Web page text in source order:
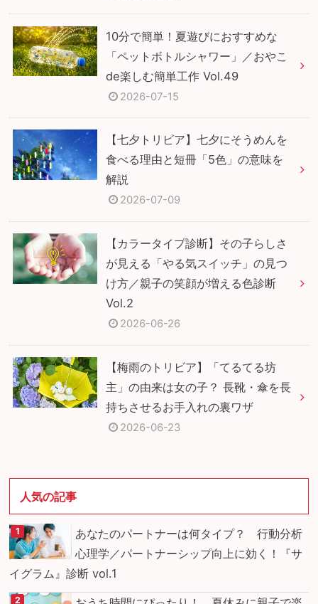
10分で簡単！夏遊びにおすすめな
「ペットボトルシャワー」／おやこ
de楽しむ簡単工作 Vol.49
2026-07-15
【七夕トリビア】七夕にそうめんを
食べる理由と短冊「5色」の意味を
解説
2026-07-09
【カラータイプ診断】その子らしさ
が見える「やる気スイッチ」の見つ
け方／親子の笑顔が増える色診断
Vol.2
2026-06-26
【梅雨のトリビア】「てるてる坊
主」の由来は女の子？ 長靴・傘を長
持ちさせるお手入れの裏ワザ
2026-06-23
人気の記事
あなたのパートナーは何タイプ？ 行動分析
心理学／パートナーシップ向上に効く！『サ
イグラム』診断 vol.1